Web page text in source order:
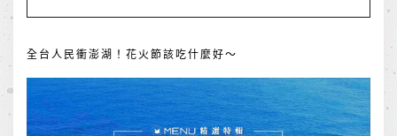
全台人民衝澎湖！花火節該吃什麼好～